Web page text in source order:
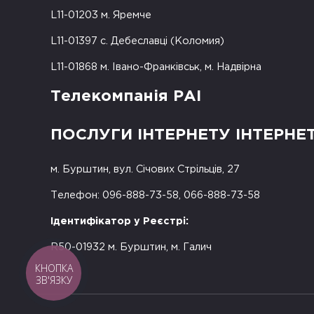
L11-01203 м. Яремче
L11-01397 с. Дебеславці (Коломия)
L11-01868 м. Івано-Франківськ, м. Надвірна
Телекомпанія РАІ
ПОСЛУГИ ІНТЕРНЕТУ
м. Бурштин, вул. Січових Стрільців, 27
Телефон: 096-888-73-58, 066-888-73-58
Ідентифікатор у Реєстрі:
R50-01932 м. Бурштин, м. Галич
КНОПКА
ЗВ'ЯЗКУ